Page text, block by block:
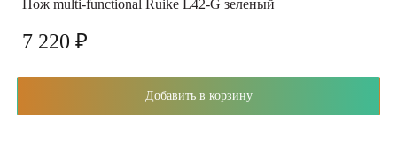
Нож multi-functional Ruike L42-G зеленый
7 220 ₽
Добавить в корзину